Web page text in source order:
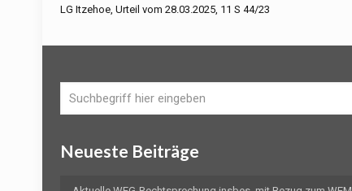
LG Itzehoe, Urteil vom 28.03.2025, 11 S 44/23
Neueste Beiträge